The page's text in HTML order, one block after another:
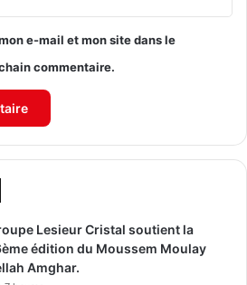
e-mail et mon site dans le
commentaire.
Lesieur Cristal soutient la
édition du Moussem Moulay
Amghar.